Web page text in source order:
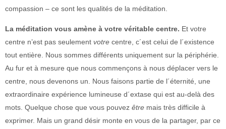
compassion – ce sont les qualités de la méditation.
La méditation vous amène à votre véritable centre. Et votre
centre n’est pas seulement votre centre, c´est celui de l´existence
tout entière. Nous sommes différents uniquement sur la périphérie.
Au fur et à mesure que nous commençons à nous déplacer vers le
centre, nous devenons un. Nous faisons partie de l´éternité, une
extraordinaire expérience lumineuse d´extase qui est au-delà des
mots. Quelque chose que vous pouvez être mais très difficile à
exprimer. Mais un grand désir monte en vous de la partager, par ce